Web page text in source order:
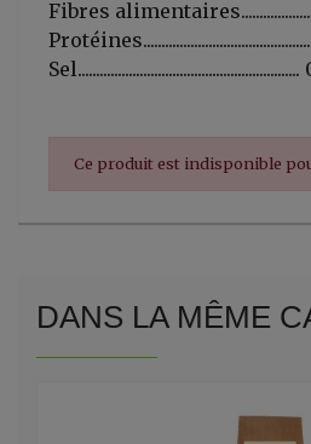
Fibres
Ce produit est indisponible
DANS LA MÊME